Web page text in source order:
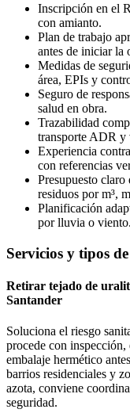
Inscripción en el
con amianto.
Plan de trabajo
antes de iniciar la
Medidas de
área, EPIs y
Seguro de
salud en obra.
Trazabilidad
transporte ADR y
Experiencia
con referencias
Presupuesto
residuos por m³,
Planificación
por lluvia o viento.
Servicios y tipos
Retirar tejado de
Santander
Soluciona el riesgo
procede con
embalaje hermético
barrios residenciales y
azota, conviene
seguridad.